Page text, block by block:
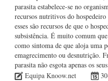
parasita estabelece-se no
recursos nutritivos do
esses são recursos de que o
subsistência. É muito comum
como sintoma de que aloja uma
emagrecimento ou desnutrição.
parasita não esgota apenas os
Equipa Knoow.net